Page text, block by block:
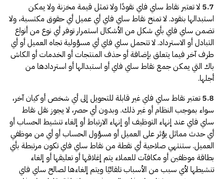
5.7 لا تعتبر نقاط ساي فاي نقودًا ولا تمثل قيمة مخزنة ولا يمكن
استبدالها بنقود. لا تمنح نقاط ساي فاي أي عميل أي حقوق مكتسبة، ولا
تضمن ساي فاي بأي شكل من الأشكال استمرار توفر أي نوع من أنواع
التبادل أو الاسترداد. لا تتحمل ساي فاي أي مسؤولية تجاه العميل أو أي
طرف آخر فيما يتعلق بإضافة أو حذف المنتجات أو الخدمات أو الكاش
باك التي يمكن جمع نقاط ساي فاي أو استبدالها أو استردادها من
أجلها.
5.8 تعتبر نقاط ساي فاي غير قابلة للتحويل إلى أي شخص أو كيان آخر،
سواء بموجب النظام أو غير ذلك. وبدون أي حصر، لا يجوز نقل نقاط
ساي فاي عند إنهاء التوظيف أو إنهاء الارتباط أو إلغاء تنشيط الحساب أو
أي حدث مماثل يؤثر على العميل أو مسؤول الحساب أو أي من موظفي
العميل. ستنتهي صلاحية أي نقطة من نقاط ساي فاي تكون مرتبطة بأي
بطاقة موظفين أو مكافآت للعملاء يتم إغلاقها أو تعليقها أو إلغاء
تنشيطها لأي سبب من الأسباب تلقائيًا ويتم إلغاءها لصالح ساي فاي